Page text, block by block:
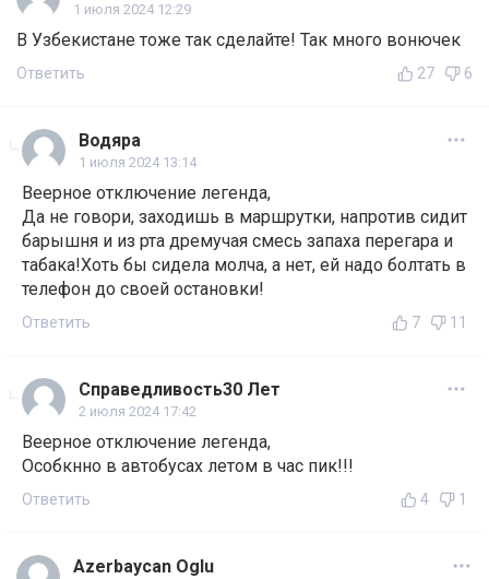
1 июля 2024 12:29
В Узбекистане тоже так сделайте! Так много вонючек
Ответить 27 6
Водяра
1 июля 2024 13:14
Веерное отключение легенда,
Да не говори, заходишь в маршрутки, напротив сидит
барышня и из рта дремучая смесь запаха перегара и
табака!Хоть бы сидела молча, а нет, ей надо болтать в
телефон до своей остановки!
Ответить 7 11
Справедливость30 Лет
2 июля 2024 17:42
Веерное отключение легенда,
Особкнно в автобусах летом в час пик!!!
Ответить 4 1
Azerbaycan Oglu